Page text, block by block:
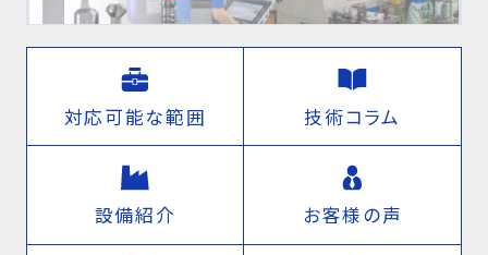
対応可能な範囲 技術コラム
設備紹介 お客様の声